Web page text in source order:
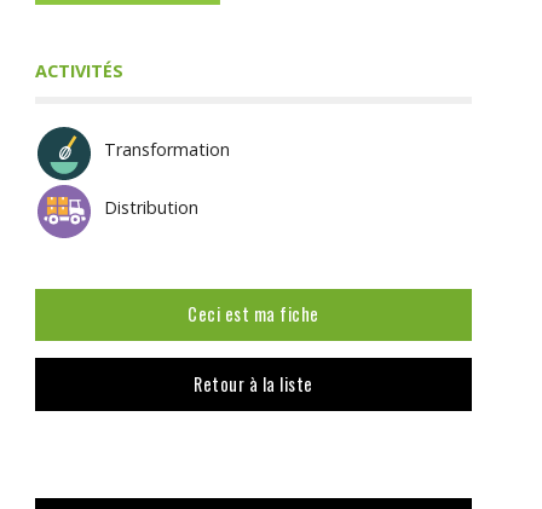
ACTIVITÉS
Transformation
Distribution
Ceci est ma fiche
Retour à la liste